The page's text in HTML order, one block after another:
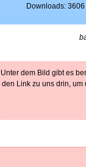
Downloads: 3606
Unter dem Bild gibt es
den Link zu uns drin,